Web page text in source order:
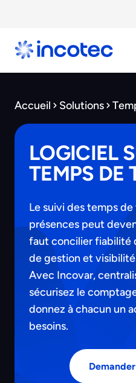
Accueil Solutions
LOGICIEL
TEMPS DE
Le suivi des temps
présences peut
faut concilier fiabilité
de gestion et
Avec Incovar,
sécurisez le
donnez à chacun un
besoins.